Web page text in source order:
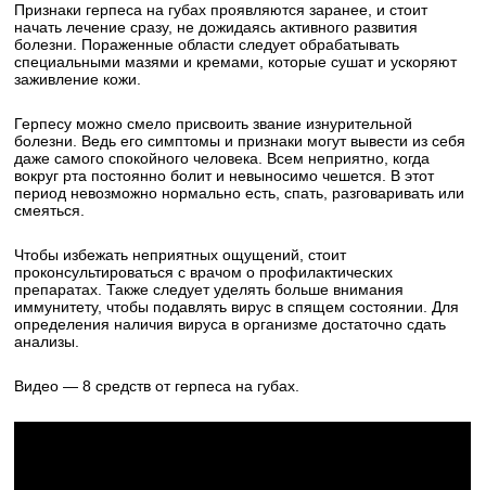
Признаки герпеса на губах проявляются заранее, и стоит
начать лечение сразу, не дожидаясь активного развития
болезни. Пораженные области следует обрабатывать
специальными мазями и кремами, которые сушат и ускоряют
заживление кожи.
Герпесу можно смело присвоить звание изнурительной
болезни. Ведь его симптомы и признаки могут вывести из себя
даже самого спокойного человека. Всем неприятно, когда
вокруг рта постоянно болит и невыносимо чешется. В этот
период невозможно нормально есть, спать, разговаривать или
смеяться.
Чтобы избежать неприятных ощущений, стоит
проконсультироваться с врачом о профилактических
препаратах. Также следует уделять больше внимания
иммунитету, чтобы подавлять вирус в спящем состоянии. Для
определения наличия вируса в организме достаточно сдать
анализы.
Видео — 8 средств от герпеса на губах.